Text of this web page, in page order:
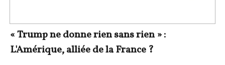
« Trump ne donne rien sans rien » :
L'Amérique, alliée de la France ?